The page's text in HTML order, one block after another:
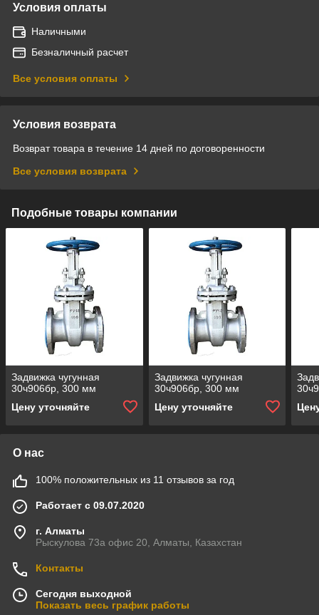
Условия оплаты
Наличными
Безналичный расчет
Все условия оплаты
Условия возврата
Возврат товара в течение 14 дней по договоренности
Все условия возврата
Подобные товары компании
Задвижка чугунная
30ч906бр, 300 мм
Цену уточняйте
Задвижка чугунная
30ч906бр, 300 мм
Цену уточняйте
О нас
100% положительных из 11 отзывов за год
Работает с 09.07.2020
г. Алматы
Рыскулова 73а офис 20, Алматы, Казахстан
Контакты
Сегодня выходной
Показать весь график работы